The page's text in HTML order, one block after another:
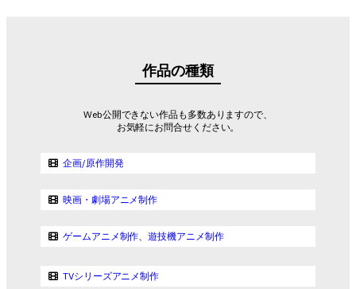
作品の種類
Web公開できない作品も多数ありますので、
お気軽にお問合せください。
企画/原作開発
映画・劇場アニメ制作
ゲームアニメ制作 、遊技機アニメ制作
TVシリーズアニメ制作